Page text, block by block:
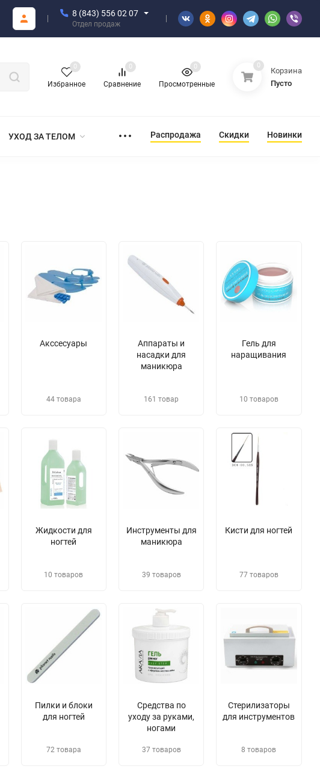
8 (843) 556 02 07
Отдел продаж
Избранное
0
Сравнение
0
Просмотренные
0 0
Корзина
Пусто
УХОД ЗА ТЕЛОМ Распродажа Скидки Новинки
Акссесуары
44 товара
Аппараты и
насадки для
маникюра
161 товар
Гель для
наращивания
10 товаров
​Жидкости для
ногтей
10 товаров
​Инструменты для
маникюра
39 товаров
​Кисти для ногтей
77 товаров
​Пилки и блоки
для ногтей
72 товара
Средства по
уходу за руками,
ногами
37 товаров
Стерилизаторы
для инструментов
8 товаров